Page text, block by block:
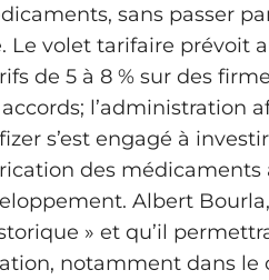
sans passer par
Le volet tarifaire prévoit
de 5 à 8 % sur des
l’administration
s’est engagé à
des
Albert
» et qu’il
notamment dans le